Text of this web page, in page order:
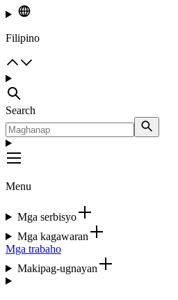
Filipino
Search
Menu
Mga serbisyo
Mga kagawaran
Mga trabaho
Makipag-ugnayan